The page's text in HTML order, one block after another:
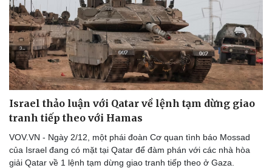
Sản phụ khoa
Nhi khoa
Nam khoa
Làm đẹp - giảm cân
Phòng mạch online
Ăn sạch sống khỏe
Tình yêu - Gia đình
Israel thảo luận với Qatar về lệnh tạm dừng giao
tranh tiếp theo với Hamas
VOV.VN - Ngày 2/12, một phái đoàn Cơ quan tình báo Mossad
của Israel đang có mặt tại Qatar để đàm phán với các nhà hòa
giải Qatar về 1 lệnh tạm dừng giao tranh tiếp theo ở Gaza.